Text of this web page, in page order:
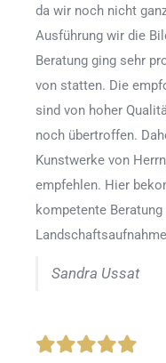
da wir noch nicht
Ausführung wir die
Beratung ging sehr
von statten. Die
sind von hoher
noch übertroffen.
Kunstwerke von
empfehlen. Hier
kompetente
Sandra Ussat